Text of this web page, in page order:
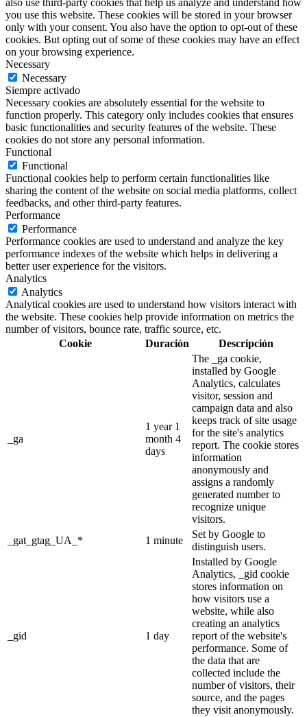
also use third-party cookies that help us analyze and understand how
you use this website. These cookies will be stored in your browser
only with your consent. You also have the option to opt-out of these
cookies. But opting out of some of these cookies may have an effect
on your browsing experience.
Necessary
Necessary
Siempre activado
Necessary cookies are absolutely essential for the website to
function properly. This category only includes cookies that ensures
basic functionalities and security features of the website. These
cookies do not store any personal information.
Functional
Functional
Functional cookies help to perform certain functionalities like
sharing the content of the website on social media platforms, collect
feedbacks, and other third-party features.
Performance
Performance
Performance cookies are used to understand and analyze the key
performance indexes of the website which helps in delivering a
better user experience for the visitors.
Analytics
Analytics
Analytical cookies are used to understand how visitors interact with
the website. These cookies help provide information on metrics the
number of visitors, bounce rate, traffic source, etc.
Cookie
Duración Descripción
_ga
1 year 1
month 4
days
The _ga cookie,
installed by Google
Analytics, calculates
visitor, session and
campaign data and also
keeps track of site usage
for the site's analytics
report. The cookie stores
information
anonymously and
assigns a randomly
generated number to
recognize unique
visitors.
_gat_gtag_UA_*
1 minute
Set by Google to
distinguish users.
_gid 1 day
Installed by Google
Analytics, _gid cookie
stores information on
how visitors use a
website, while also
creating an analytics
report of the website's
performance. Some of
the data that are
collected include the
number of visitors, their
source, and the pages
they visit anonymously.